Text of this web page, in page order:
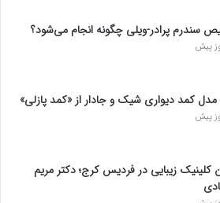
سندرم پرادر-ویلی چگونه انجام می‌شود؟
کمد دیواری شیک و جادار از «کمد پازلی»
کلینیک زیبایی در فردیس کرج؛ دکتر مریم